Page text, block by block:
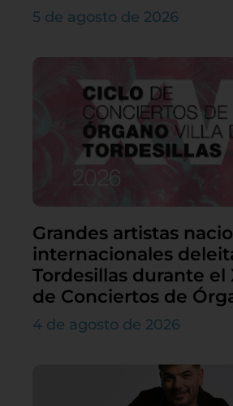
5 de agosto de 2026
Grandes artistas
internacionales
Tordesillas durante el
de Conciertos de
4 de agosto de 2026